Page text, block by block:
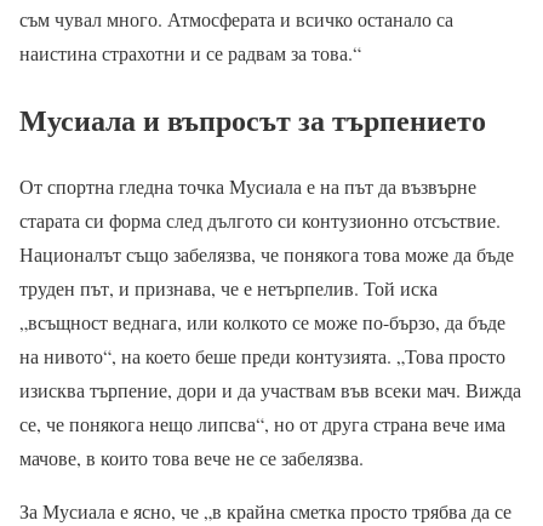
съм чувал много. Атмосферата и всичко останало са
наистина страхотни и се радвам за това.“
Мусиала и въпросът за търпението
От спортна гледна точка Мусиала е на път да възвърне
старата си форма след дългото си контузионно отсъствие.
Националът също забелязва, че понякога това може да бъде
труден път, и признава, че е нетърпелив. Той иска
„всъщност веднага, или колкото се може по-бързо, да бъде
на нивото“, на което беше преди контузията. „Това просто
изисква търпение, дори и да участвам във всеки мач. Вижда
се, че понякога нещо липсва“, но от друга страна вече има
мачове, в които това вече не се забелязва.
За Мусиала е ясно, че „в крайна сметка просто трябва да се